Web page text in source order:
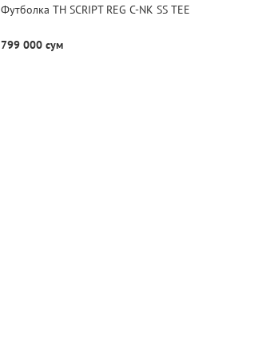
Футболка TH SCRIPT REG C-NK SS TEE
799 000 сум